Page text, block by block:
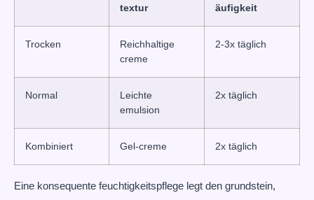
textur
äufigkeit
Trocken
Reichhaltige
creme
2-3x täglich
Normal
Leichte
emulsion
2x täglich
Kombiniert Gel-creme 2x täglich
Eine konsequente feuchtigkeitspflege legt den grundstein,